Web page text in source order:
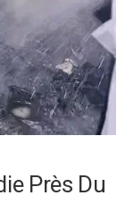
Près Du